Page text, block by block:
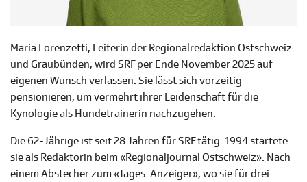
Maria Lorenzetti, Leiterin der Regionalredaktion Ostschweiz
und Graubünden, wird SRF per Ende November 2025 auf
eigenen Wunsch verlassen. Sie lässt sich vorzeitig
pensionieren, um vermehrt ihrer Leidenschaft für die
Kynologie als Hundetrainerin nachzugehen.
Die 62-Jährige ist seit 28 Jahren für SRF tätig. 1994 startete
sie als Redaktorin beim «Regionaljournal Ostschweiz». Nach
einem Abstecher zum «Tages-Anzeiger», wo sie für drei